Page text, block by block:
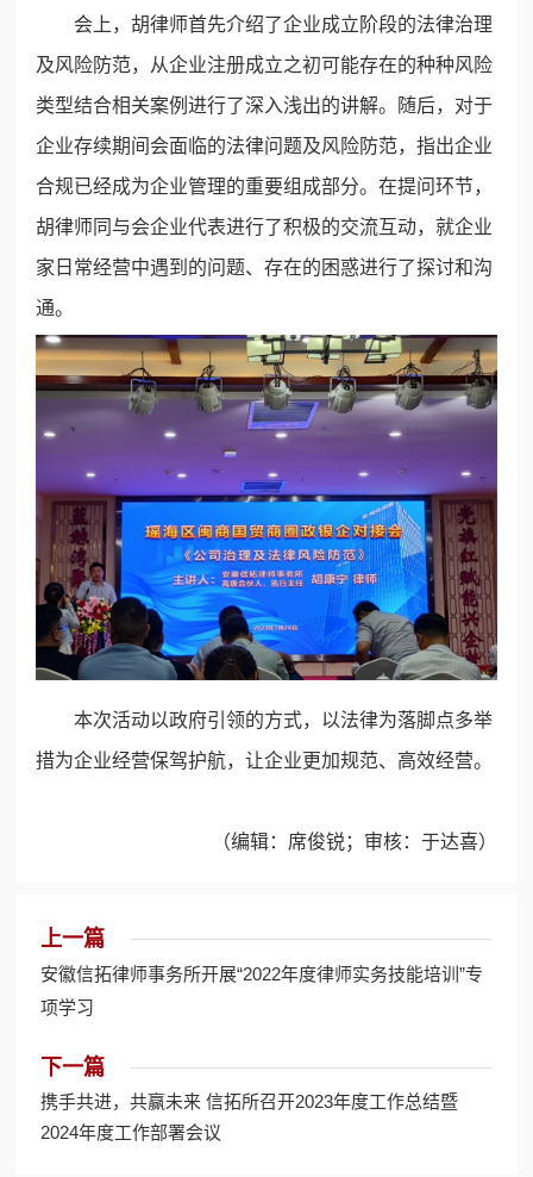
会上，胡律师首先介绍了企业成立阶段的法律治理
及风险防范，从企业注册成立之初可能存在的种种风险
类型结合相关案例进行了深入浅出的讲解。随后，对于
企业存续期间会面临的法律问题及风险防范，指出企业
合规已经成为企业管理的重要组成部分。在提问环节，
胡律师同与会企业代表进行了积极的交流互动，就企业
家日常经营中遇到的问题、存在的困惑进行了探讨和沟
通。
本次活动以政府引领的方式，以法律为落脚点多举
措为企业经营保驾护航，让企业更加规范、高效经营。
（编辑：席俊锐；审核：于达喜）
上一篇
安徽信拓律师事务所开展“2022年度律师实务技能培训”专
项学习
下一篇
携手共进，共赢未来 信拓所召开2023年度工作总结暨
2024年度工作部署会议